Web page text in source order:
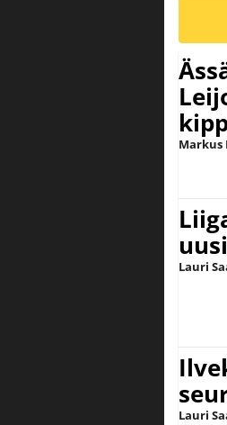
Lauri
Lauri